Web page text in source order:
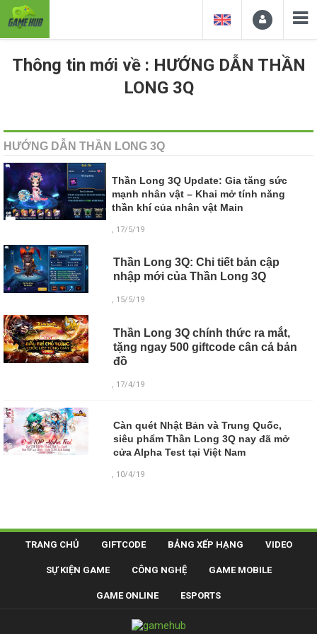
Thông tin mới về : HƯỚNG DẪN THẦN
LONG 3Q
HƯỚNG DẪN THẦN LONG 3Q
Thần Long 3Q Update: Gia tăng sức
mạnh nhân vật – Khai mở tính năng
thần khí của nhân vật Main
, 17/5/19
Thần Long 3Q: Chi tiết bản cập
nhập mới của Thần Long 3Q
, 15/5/19
Thần Long 3Q chính thức ra mắt,
tặng ngay 500 giftcode cân cả bản
đồ
, 17/4/19
Càn quét Nhật Bản và Trung Quốc,
siêu phẩm Thần Long 3Q nay đã mở
cửa Alpha Test tại Việt Nam
, 10/4/19
TRANG CHỦ GIFTCODE BẢNG XẾP HẠNG VIDEO
SỰ KIỆN GAME CÔNG NGHỆ GAME MOBILE
GAME ONLINE ESPORTS